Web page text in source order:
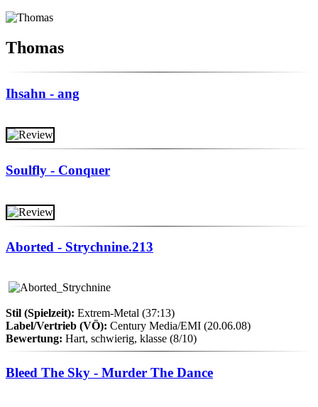
Thomas
Ihsahn - ang
Soulfly - Conquer
Aborted - Strychnine.213
Stil (Spielzeit): Extrem-Metal (37:13)
Label/Vertrieb (VÖ): Century Media/EMI (20.06.08)
Bewertung: Hart, schwierig, klasse (8/10)
Bleed The Sky - Murder The Dance